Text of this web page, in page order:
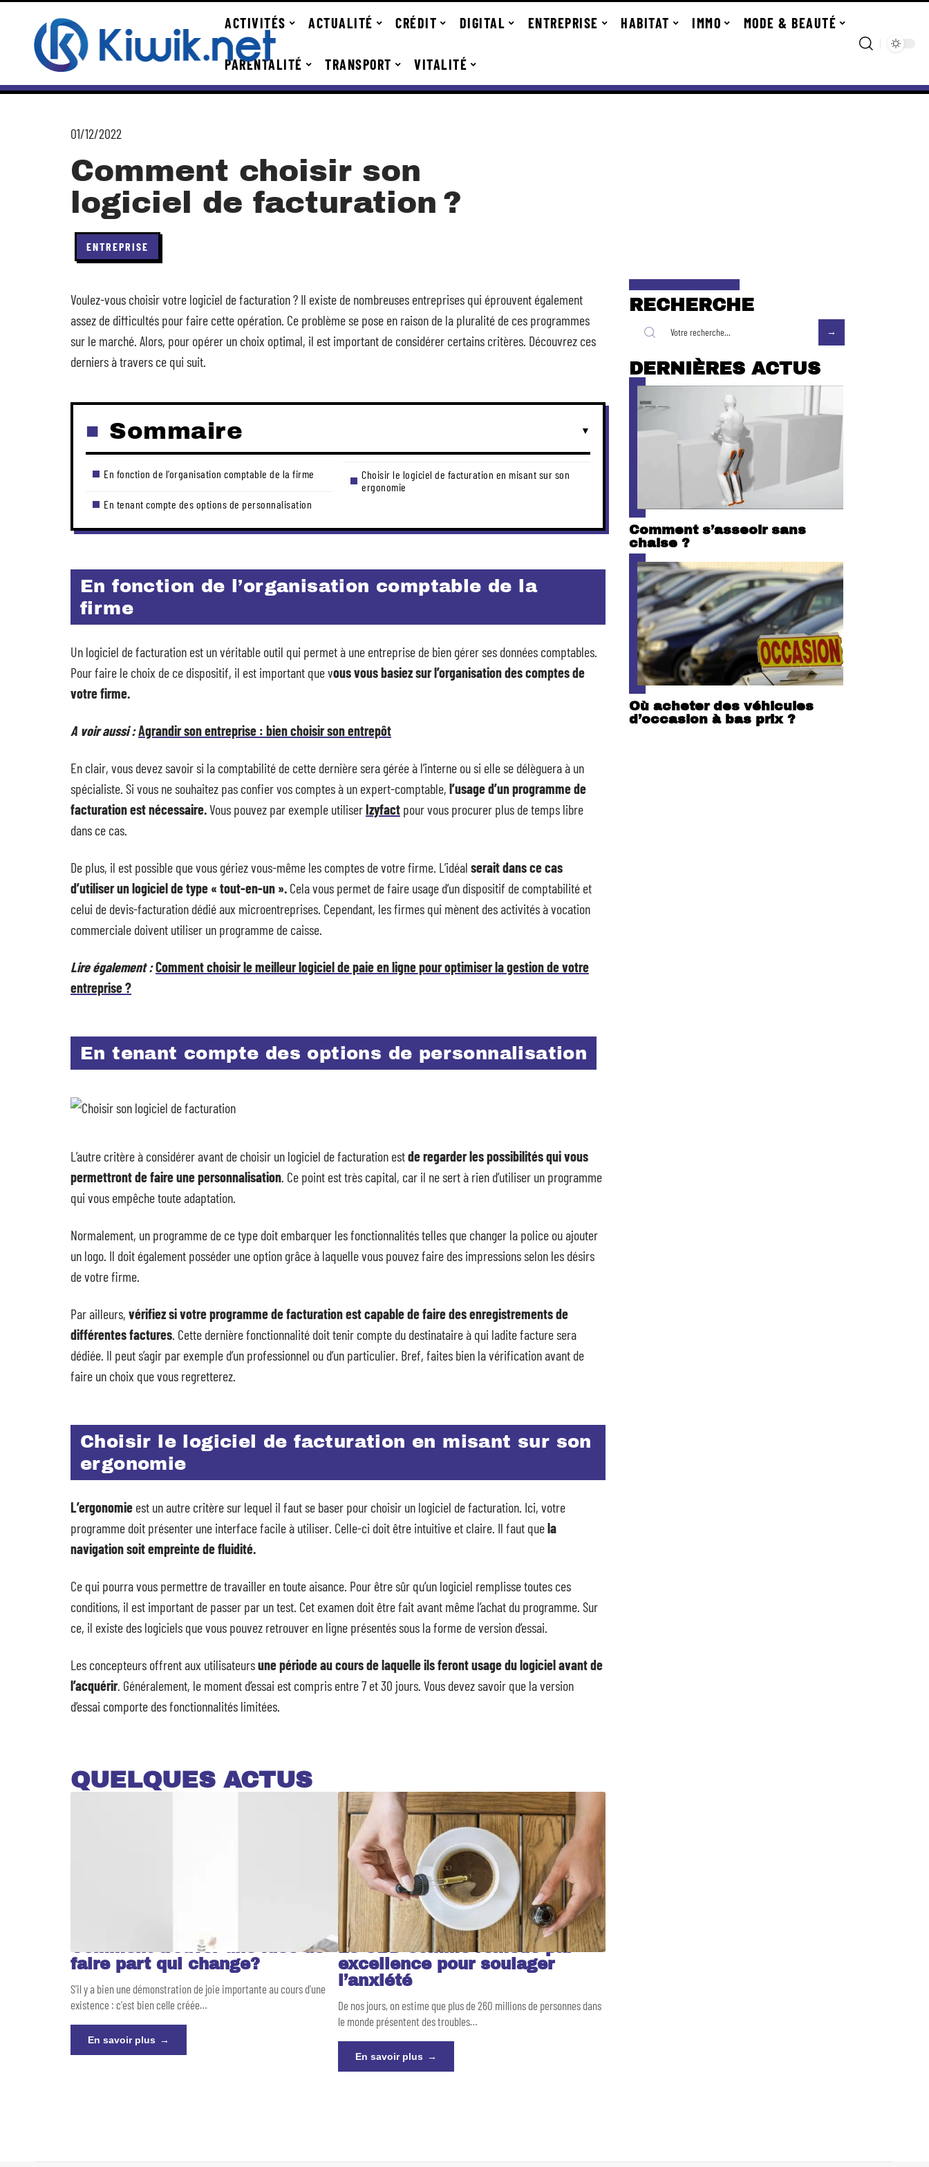
ACTIVITÉS ACTUALITÉ CRÉDIT DIGITAL ENTREPRISE HABITAT IMMO MODE & BEAUTÉ
PARENTALITÉ TRANSPORT VITALITÉ
01/12/2022
Comment choisir son
logiciel de facturation ?
ENTREPRISE
Voulez-vous choisir votre logiciel de facturation ? Il existe de nombreuses entreprises qui éprouvent également
assez de difficultés pour faire cette opération. Ce problème se pose en raison de la pluralité de ces programmes
sur le marché. Alors, pour opérer un choix optimal, il est important de considérer certains critères. Découvrez ces
derniers à travers ce qui suit.
Sommaire
En fonction de l’organisation comptable de la firme
En tenant compte des options de personnalisation
Choisir le logiciel de facturation en misant sur son
ergonomie
En fonction de l’organisation comptable de la
firme
Un logiciel de facturation est un véritable outil qui permet à une entreprise de bien gérer ses données comptables.
Pour faire le choix de ce dispositif, il est important que vous vous basiez sur l’organisation des comptes de
votre firme.
A voir aussi :Agrandir son entreprise : bien choisir son entrepôt
En clair, vous devez savoir si la comptabilité de cette dernière sera gérée à l’interne ou si elle se délèguera à un
spécialiste. Si vous ne souhaitez pas confier vos comptes à un expert-comptable, l’usage d’un programme de
facturation est nécessaire.Vous pouvez par exemple utiliserIzyfact pour vous procurer plus de temps libre
dans ce cas.
De plus, il est possible que vous gériez vous-même les comptes de votre firme. L’idéal serait dans ce cas
d’utiliser un logiciel de type « tout-en-un ». Cela vous permet de faire usage d’un dispositif de comptabilité et
celui de devis-facturation dédié aux microentreprises. Cependant, les firmes qui mènent des activités à vocation
commerciale doivent utiliser un programme de caisse.
Lire également :Comment choisir le meilleur logiciel de paie en ligne pour optimiser la gestion de votre
entreprise ?
En tenant compte des options de personnalisation
L’autre critère à considérer avant de choisir un logiciel de facturation estde regarder les possibilités qui vous
permettront de faire une personnalisation. Ce point est très capital, car il ne sert à rien d’utiliser un programme
qui vous empêche toute adaptation.
Normalement, un programme de ce type doit embarquer les fonctionnalités telles que changer la police ou ajouter
un logo. Il doit également posséder une option grâce à laquelle vous pouvez faire des impressions selon les désirs
de votre firme.
Par ailleurs, vérifiez si votre programme de facturation est capable de faire des enregistrements de
différentes factures. Cette dernière fonctionnalité doit tenir compte du destinataire à qui ladite facture sera
dédiée. Il peut s’agir par exemple d’un professionnel ou d’un particulier. Bref, faites bien la vérification avant de
faire un choix que vous regretterez.
Choisir le logiciel de facturation en misant sur son
ergonomie
L’ergonomie est un autre critère sur lequel il faut se baser pour choisir un logiciel de facturation. Ici, votre
programme doit présenter une interface facile à utiliser. Celle-ci doit être intuitive et claire. Il faut quela
navigation soit empreinte de fluidité.
Ce qui pourra vous permettre de travailler en toute aisance. Pour être sûr qu’un logiciel remplisse toutes ces
conditions, il est important de passer par un test. Cet examen doit être fait avant même l’achat du programme. Sur
ce, il existe des logiciels que vous pouvez retrouver en ligne présentés sous la forme de version d’essai.
Les concepteurs offrent aux utilisateursune période au cours de laquelle ils feront usage du logiciel avant de
l’acquérir. Généralement, le moment d’essai est compris entre 7 et 30 jours. Vous devez savoir que la version
d’essai comporte des fonctionnalités limitées.
QUELQUES ACTUS
Comment trouver une idée de
faire part qui change?
S'il y a bien une démonstration de joie importante au cours d'une
existence : c'est bien celle créée…
En savoir plus
Le CBD comme remède par
excellence pour soulager
l’anxiété
De nos jours, on estime que plus de 260 millions de personnes dans
le monde présentent des troubles…
En savoir plus
RECHERCHE
DERNIÈRES ACTUS
Comment s’asseoir sans
chaise ?
Où acheter des véhicules
d’occasion à bas prix ?